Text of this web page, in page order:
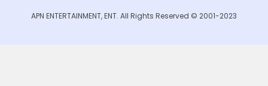
APN ENTERTAINMENT, ENT. All Rights Reserved © 2001-2023